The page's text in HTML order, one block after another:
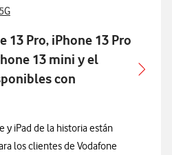
con
de prensa relacionados con
más notas de prensa relacionados
5G
13 Pro, iPhone 13 Pro
13 mini y el
con
y iPad de la historia están
los clientes de Vodafone